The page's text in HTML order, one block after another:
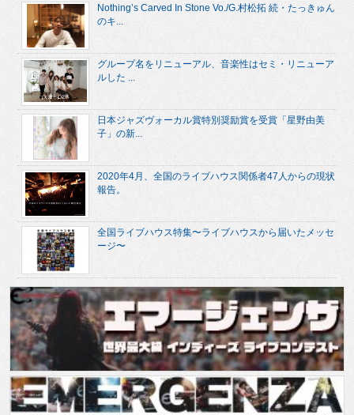
Nothing’s Carved In Stone Vo./G.村松拓 続・たっきゅん
のキ...
グループ名をリニューアル、音楽性はセミ・リニューア
ルした ...
日本ジャズヴォーカル賞特別奨励賞を受賞「星野由美
子」の新...
2020年4月、全国のライブハウス関係者47人からの現状
報告。
全国ライブハウス特集〜ライブハウスから届いたメッセ
ージ〜